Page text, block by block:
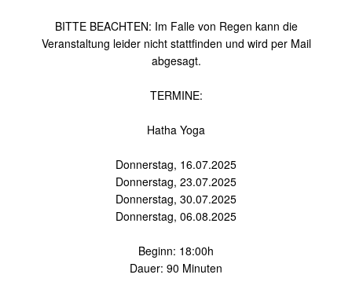
BITTE BEACHTEN: Im Falle von Regen kann die
Veranstaltung leider nicht stattfinden und wird per Mail
abgesagt.
TERMINE:
Hatha Yoga
Donnerstag, 16.07.2025
Donnerstag, 23.07.2025
Donnerstag, 30.07.2025
Donnerstag, 06.08.2025
Beginn: 18:00h
Dauer: 90 Minuten